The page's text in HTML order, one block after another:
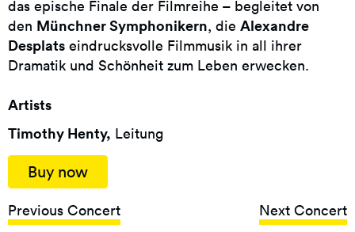
das epische Finale der Filmreihe – begleitet von
den Münchner Symphonikern, die Alexandre
Desplats eindrucksvolle Filmmusik in all ihrer
Dramatik und Schönheit zum Leben erwecken.
Artists
Timothy Henty, Leitung
Buy now
Previous Concert Next Concert